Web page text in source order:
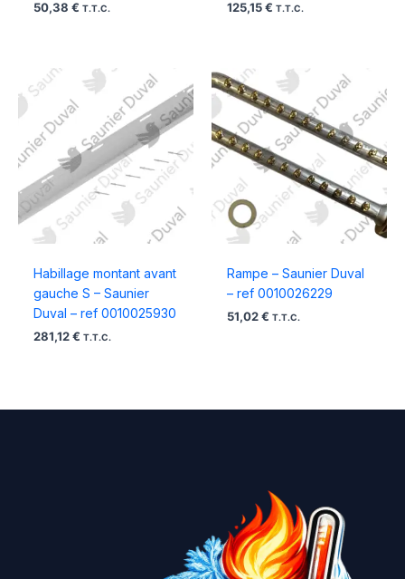
50,38 € T.T.C. 125,15 € T.T.C.
Habillage montant avant
gauche S – Saunier
Duval – ref 0010025930
281,12 € T.T.C.
Rampe – Saunier Duval
– ref 0010026229
51,02 € T.T.C.